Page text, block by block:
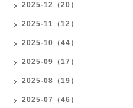
2025-12（20）
2025-11（12）
2025-10（44）
2025-09（17）
2025-08（19）
2025-07（46）